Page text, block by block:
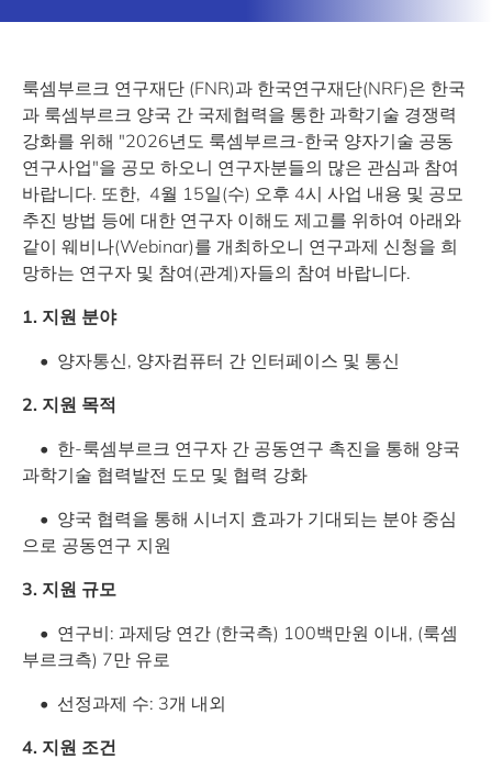
룩셈부르크 연구재단 (FNR)과 한국연구재단(NRF)은 한국
과 룩셈부르크 양국 간 국제협력을 통한 과학기술 경쟁력
강화를 위해 "2026년도 룩셈부르크-한국 양자기술 공동
연구사업"을 공모 하오니 연구자분들의 많은 관심과 참여
바랍니다. 또한, 4월 15일(수) 오후 4시 사업 내용 및 공모
추진 방법 등에 대한 연구자 이해도 제고를 위하여 아래와
같이 웨비나(Webinar)를 개최하오니 연구과제 신청을 희
망하는 연구자 및 참여(관계)자들의 참여 바랍니다.
1. 지원 분야
• 양자통신, 양자컴퓨터 간 인터페이스 및 통신
2. 지원 목적
• 한-룩셈부르크 연구자 간 공동연구 촉진을 통해 양국
과학기술 협력발전 도모 및 협력 강화
• 양국 협력을 통해 시너지 효과가 기대되는 분야 중심
으로 공동연구 지원
3. 지원 규모
• 연구비: 과제당 연간 (한국측) 100백만원 이내, (룩셈
부르크측) 7만 유로
• 선정과제 수: 3개 내외
4. 지원 조건